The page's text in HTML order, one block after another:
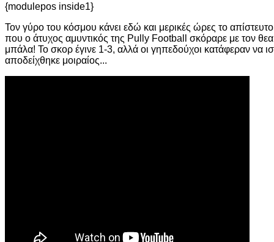
{modulepos inside1}
Τον γύρο του κόσμου κάνει εδώ και μερικές ώρες το
που ο άτυχος αμυντικός της Pully Football σκόραρε με τον
μπάλα! Το σκορ έγινε 1-3, αλλά οι γηπεδούχοι κατάφεραν να
αποδείχθηκε μοιραίος...